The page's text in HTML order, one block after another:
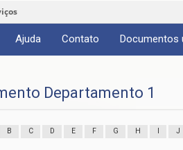
Ajuda Contato Documentos
Departamento 1
B C D E F G H J